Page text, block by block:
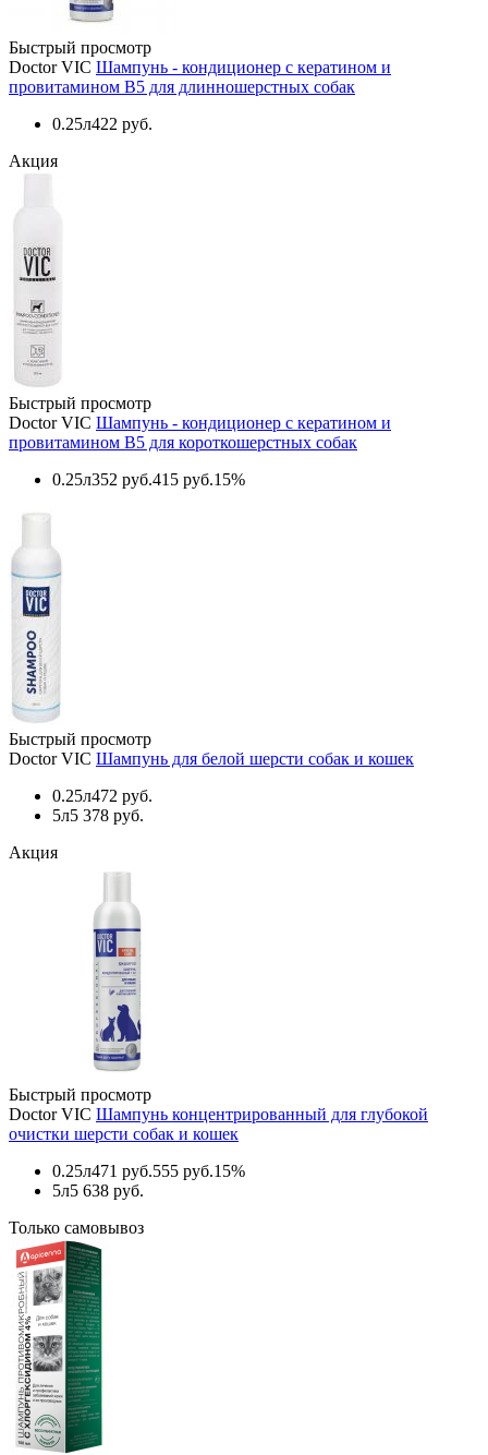
Быстрый просмотр
Doctor VIC Шампунь - кондиционер с кератином и
провитамином B5 для длинношерстных собак
0.25л422 руб.
Акция
Быстрый просмотр
Doctor VIC Шампунь - кондиционер с кератином и
провитамином B5 для короткошерстных собак
0.25л352 руб.415 руб.15%
Быстрый просмотр
Doctor VIC Шампунь для белой шерсти собак и кошек
0.25л472 руб.
5л5 378 руб.
Акция
Быстрый просмотр
Doctor VIC Шампунь концентрированный для глубокой
очистки шерсти собак и кошек
0.25л471 руб.555 руб.15%
5л5 638 руб.
Только самовывоз